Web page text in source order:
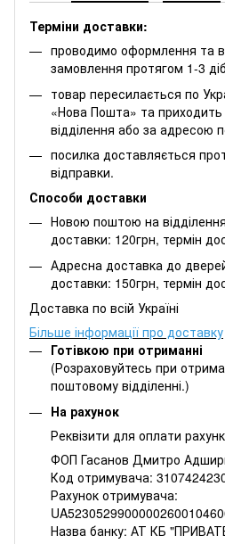
Терміни доставки:
проводимо оформлення та
замовлення протягом 1-3
товар пересилається по
«Нова Пошта» та приходить
відділення або за адресою
посилка доставляється
відправки.
Способи доставки
Новою поштою на відділення
доставки: 120грн, термін
Адресна доставка до дверей
доставки: 150грн, термін
Доставка по всій Україні
Більше інформації про доставку
Готівкою при отриманні
(Розраховуйтесь при
поштовому відділенні.)
На рахунок
Реквізити для оплати
ФОП Гасанов Дмитро
Код отримувача:
Рахунок отримувача:
Назва банку: АТ КБ